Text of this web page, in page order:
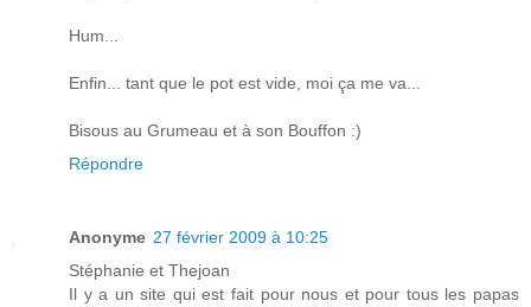
Hum...
Enfin... tant que le pot est vide, moi ça me va...
Bisous au Grumeau et à son Bouffon :)
Répondre
Anonyme 27 février 2009 à 10:25
Stéphanie et Thejoan
Il y a un site qui est fait pour nous et pour tous les papas